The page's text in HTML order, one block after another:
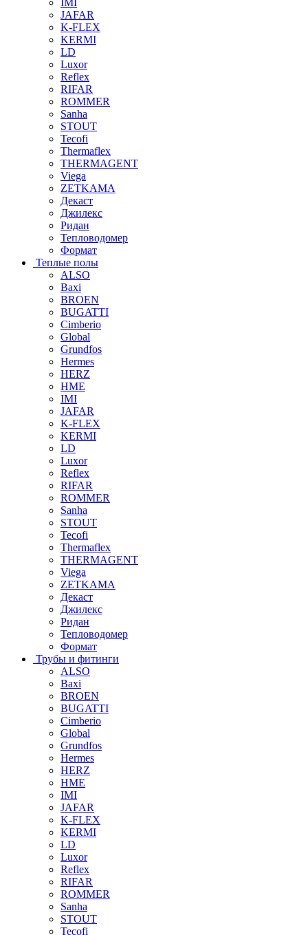
JAFAR
K-FLEX
KERMI
LD
Luxor
Reflex
RIFAR
ROMMER
Sanha
STOUT
Tecofi
Thermaflex
THERMAGENT
Viega
ZETKAMA
Декаст
Джилекс
Ридан
Тепловодомер
Формат
Теплые полы
ALSO
Baxi
BROEN
BUGATTI
Cimberio
Global
Grundfos
Hermes
HERZ
HME
IMI
JAFAR
K-FLEX
KERMI
LD
Luxor
Reflex
RIFAR
ROMMER
Sanha
STOUT
Tecofi
Thermaflex
THERMAGENT
Viega
ZETKAMA
Декаст
Джилекс
Ридан
Тепловодомер
Формат
Трубы и фитинги
ALSO
Baxi
BROEN
BUGATTI
Cimberio
Global
Grundfos
Hermes
HERZ
HME
IMI
JAFAR
K-FLEX
KERMI
LD
Luxor
Reflex
RIFAR
ROMMER
Sanha
STOUT
Tecofi